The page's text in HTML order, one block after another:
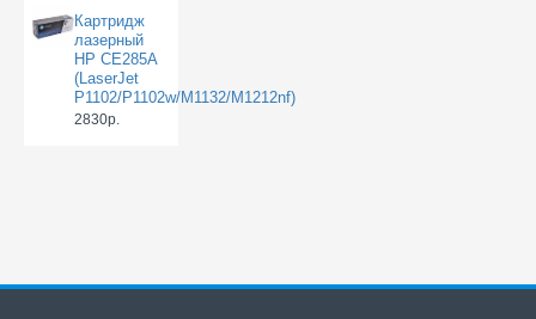
Картридж
лазерный
HP CE285A
(LaserJet
P1102/P1102w/M1132/M1212nf)
2830р.